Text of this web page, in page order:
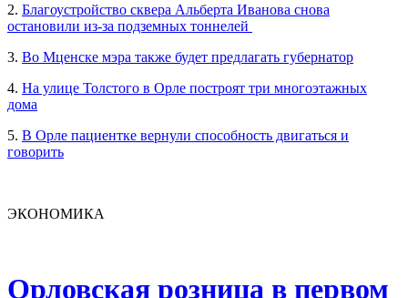
2. Благоустройство сквера Альберта Иванова снова
остановили из-за подземных тоннелей
3. Во Мценске мэра также будет предлагать губернатор
4. На улице Толстого в Орле построят три многоэтажных
дома
5. В Орле пациентке вернули способность двигаться и
говорить
ЭКОНОМИКА
Орловская розница в первом